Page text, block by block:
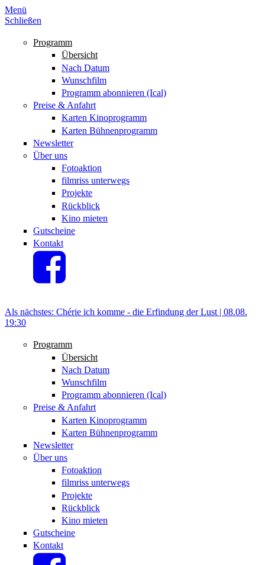
Menü
Schließen
Programm
Übersicht
Nach Datum
Wunschfilm
Programm abonnieren (Ical)
Preise & Anfahrt
Karten Kinoprogramm
Karten Bühnenprogramm
Newsletter
Über uns
Fotoaktion
filmriss unterwegs
Projekte
Rückblick
Kino mieten
Gutscheine
Kontakt
Als nächstes: Chérie ich komme - die Erfindung der Lust | 08.08.
19:30
Programm
Übersicht
Nach Datum
Wunschfilm
Programm abonnieren (Ical)
Preise & Anfahrt
Karten Kinoprogramm
Karten Bühnenprogramm
Newsletter
Über uns
Fotoaktion
filmriss unterwegs
Projekte
Rückblick
Kino mieten
Gutscheine
Kontakt